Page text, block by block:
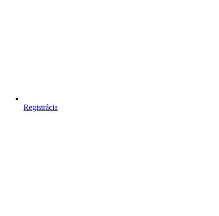
Registrácia